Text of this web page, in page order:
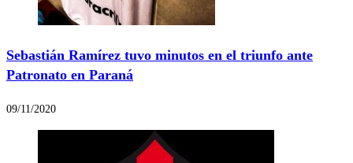
Sebastián Ramírez tuvo minutos en el triunfo ante
Patronato en Paraná
09/11/2020